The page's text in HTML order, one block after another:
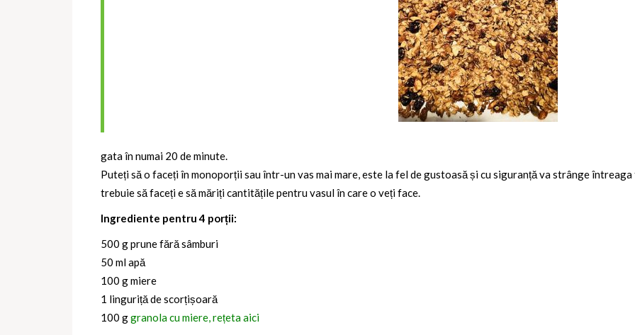
gata în numai 20 de minute.
Puteți să o faceți în monoporții sau într-un vas mai mare, este la fel de gustoasă și cu siguranță va strânge
trebuie să faceți e să măriți cantitățile pentru vasul în care o veți face.
Ingrediente pentru 4 porții:
500 g prune fără sâmburi
50 ml apă
100 g miere
1 linguriță de scorțișoară
100 ggranola cu miere, rețeta aici